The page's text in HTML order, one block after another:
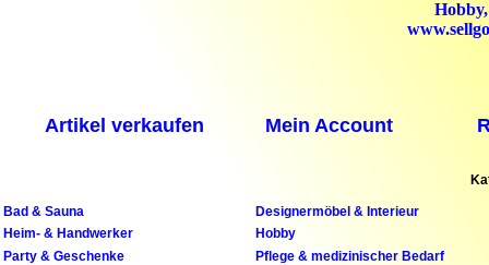
Artikel verkaufen Mein Account
Bad & Sauna
Designermöbel & Interieur
Heim- & Handwerker
Hobby
Party & Geschenke
Pflege & medizinischer Bedarf